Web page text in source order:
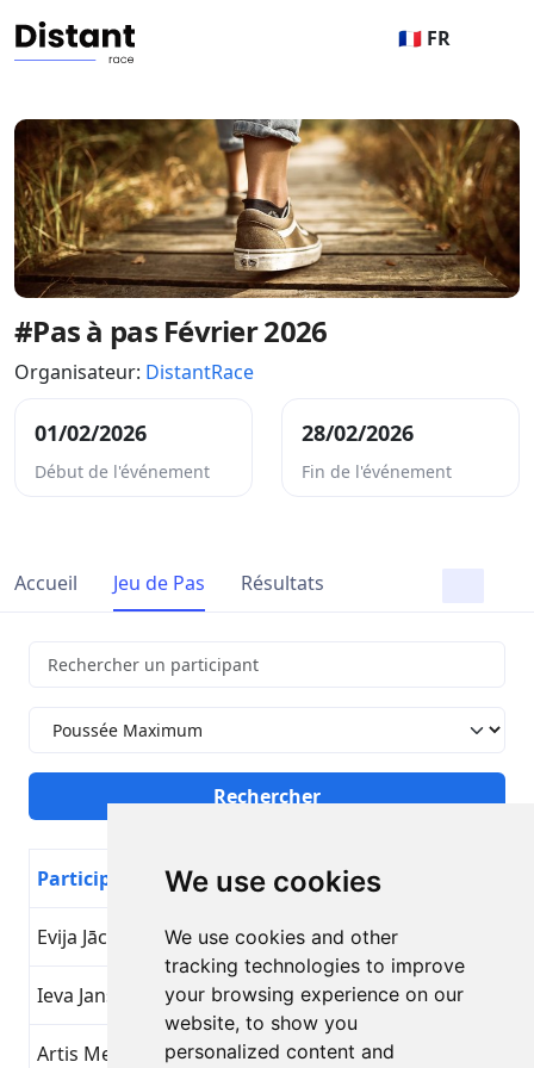
We use cookies
We use cookies and other
tracking technologies to improve
your browsing experience on our
website, to show you
personalized content and
🇫🇷 FR
#Pas à pas Février 2026
Organisateur: DistantRace
01/02/2026
Début de l'événement
28/02/2026
Fin de l'événement
Accueil Jeu de Pas Résultats
Participant Nom de l'objectif
Evija Jāce Poussée Maximum
Ieva Jansone Poussée Maximum 24
Artis Mednis Poussée Maximum